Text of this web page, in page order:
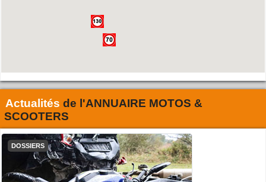
Actualités de l'ANNUAIRE MOTOS &
SCOOTERS
DOSSIERS